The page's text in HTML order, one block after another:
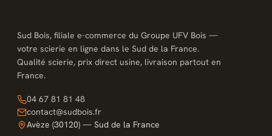
Sud Bois, filiale e-commerce du Groupe UFV Bois —
votre scierie en ligne dans le Sud de la France.
Qualité scierie, prix direct usine, livraison partout en
France.
04 67 81 81 48
contact@sudbois.fr
Avèze (30120) — Sud de la France